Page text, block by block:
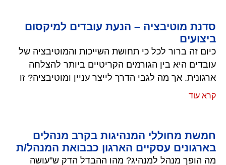
סדנת מוטיבציה – הנעת עובדים למיקסום
ביצועים
כיום זה ברור לכל כי תחושת השייכות והמוטיבציה של
עובדים היא בין הגורמים הקריטיים ביותר להצלחה
ארגונית. אך מה לגבי הדרך לייצר עניין ומוטיבציה? זו
קרא עוד
חמשת מחוללי המנהיגות בקרב מנהלים
בארגונים עסקיים הארגון כבבואת המנהל/ת
מה הופך מנהל למנהיג? מהו ההבדל הדק ש"עושה